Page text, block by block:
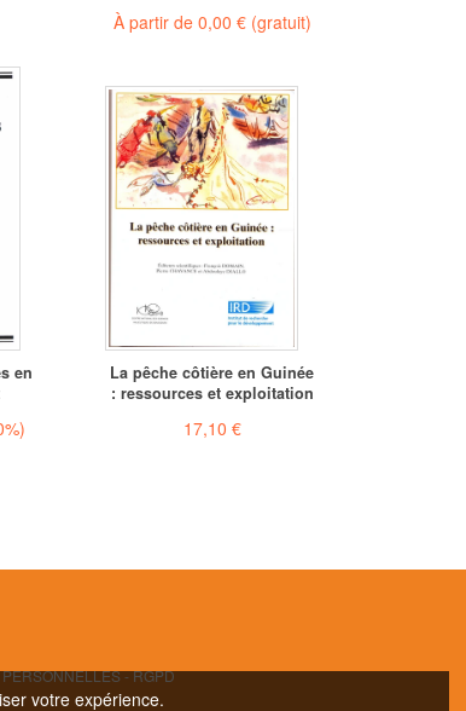
votre expérience.
À partir de 0,00 € (gratuit)
en
La pêche côtière en Guinée
: ressources et exploitation
17,10 €
- RGPD